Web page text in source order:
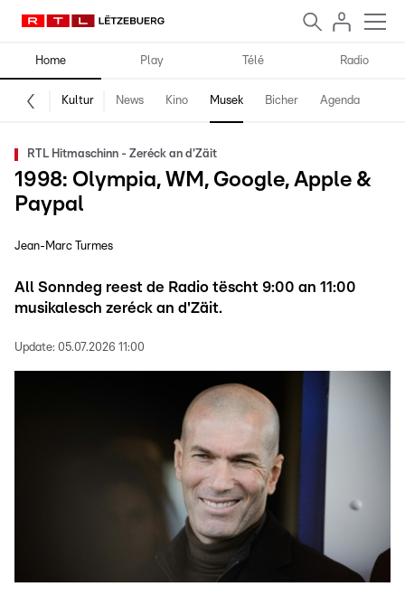
Home Play Télé Radio
Kultur News Kino Musek Bicher Agenda
RTL Hitmaschinn - Zeréck an d'Zäit
1998: Olympia, WM, Google, Apple &
Paypal
Jean-Marc Turmes
All Sonndeg reest de Radio tëscht 9:00 an 11:00
musikalesch zeréck an d'Zäit.
Update: 05.07.2026 11:00